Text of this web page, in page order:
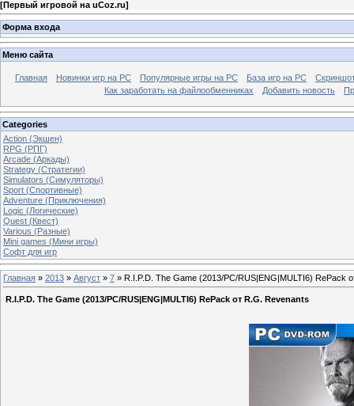
[Первый игровой на uCoz.ru]
Форма входа
Меню сайта
Главная Новинки игр на PC Популярные игры на PC База игр на РС
Как заработать на файлообменниках
Добавить новость
Categories
Action (Экшен)
RPG (РПГ)
Arcade (Аркады)
Strategy (Стратегии)
Simulators (Симуляторы)
Sport (Спортивные)
Adventure (Приключения)
Logic (Логические)
Quest (Квест)
Various (Разные)
Mini games (Мини игры)
Софт для игр
Главная » 2013 » Август » 7 » R.I.P.D. The Game (2013/PC/RUS|ENG|MULTI6) RePack
R.I.P.D. The Game (2013/PC/RUS|ENG|MULTI6) RePack от R.G. Revenants